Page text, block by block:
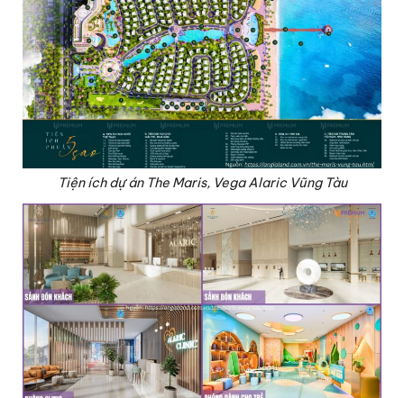
Tiện ích dự án The Maris, Vega Alaric Vũng Tàu